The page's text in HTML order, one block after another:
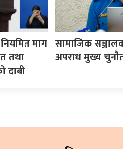
माग
तथा
दाबी
सामाजिक
अपराध मुख्य